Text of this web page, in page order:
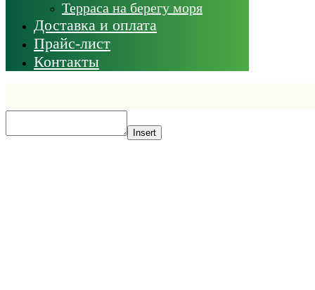
Терраса на берегу моря
Доставка и оплата
Прайс-лист
Контакты
Insert